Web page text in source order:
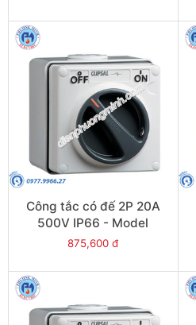
Công tắc có đế 2P 20A
500V IP66 - Model
S56SW220GY
875,600 đ